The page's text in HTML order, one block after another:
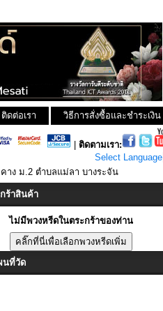
วิธีการสั่งซื้อและชำระเงิน
ติดต่อเรา
ติดตามเรา:
Select Language
าง ม.2 ตำบลแม่ลา บางระจัน
ร้าสินค้า
ไม่มีพวงหรีดในตระกร้าของท่าน
นที่วัด